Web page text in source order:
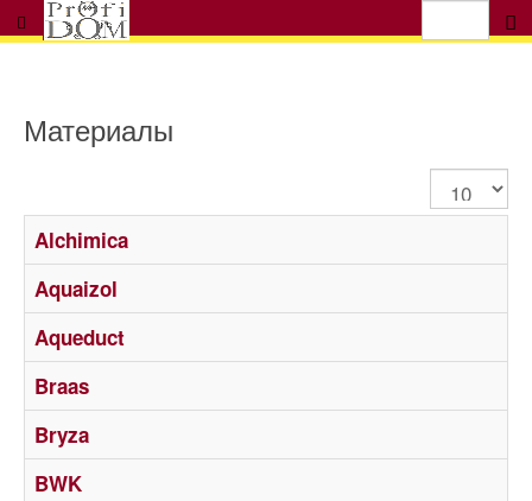
Материалы
Alchimica
Aquaizol
Aqueduct
Braas
Bryza
BWK